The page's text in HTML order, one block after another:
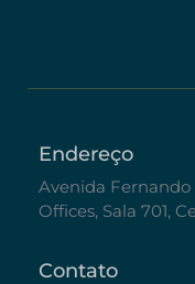
Endereço
Avenida Fernando
Offices, Sala 701,
Contato